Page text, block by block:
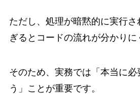
ただし、処理が暗黙的に実行
ぎるとコードの流れが分かりに
そのため、実務では「本当に必
う」ことが重要です。